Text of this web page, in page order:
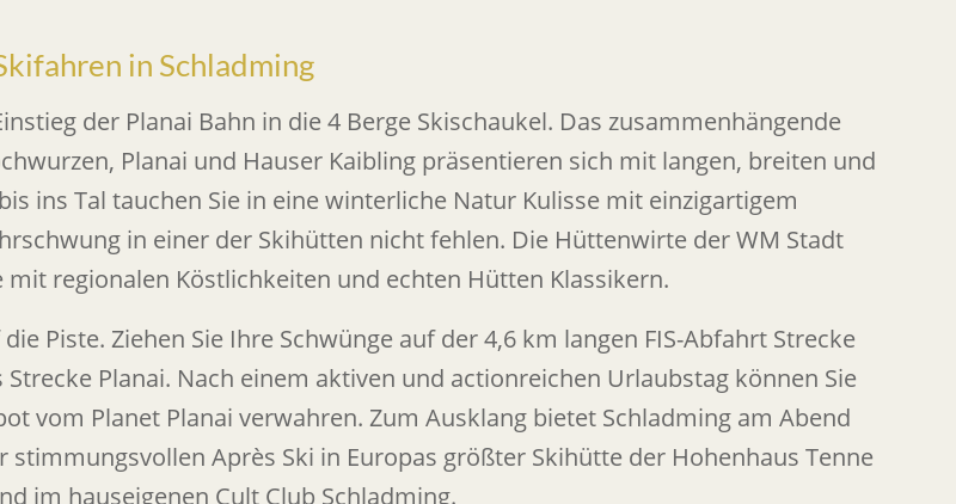
in Schladming
der Planai Bahn in die 4 Berge Skischaukel. Das zusammenhängende
Planai und Hauser Kaibling präsentieren sich mit langen, breiten und
ins Tal tauchen Sie in eine winterliche Natur Kulisse mit einzigartigem
in einer der Skihütten nicht fehlen. Die Hüttenwirte der WM Stadt
mit regionalen Köstlichkeiten und echten Hütten Klassikern.
Piste. Ziehen Sie Ihre Schwünge auf der 4,6 km langen FIS-Abfahrt Strecke
Planai. Nach einem aktiven und actionreichen Urlaubstag können Sie
vom Planet Planai verwahren. Zum Ausklang bietet Schladming am Abend
Après Ski in Europas größter Skihütte der Hohenhaus Tenne
im hauseigenen Cult Club Schladming.